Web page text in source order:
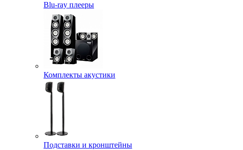
Blu-ray плееры
Комплекты акустики
Подставки и кронштейны